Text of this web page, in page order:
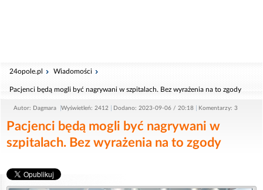
24opole.pl Wiadomości
Pacjenci będą mogli być nagrywani w szpitalach. Bez wyrażenia na to zgody
Autor: Dagmara Wyświetleń: 2412 Dodano: 2023-09-06 / 20:18 Komentarzy: 3
Pacjenci będą mogli być nagrywani w
szpitalach. Bez wyrażenia na to zgody